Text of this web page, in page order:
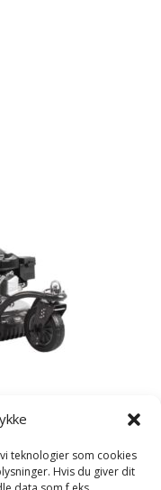
teknologier som cookies
Hvis du giver dit